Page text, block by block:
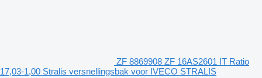
ZF 8869908 ZF 16AS2601 IT Ratio
17,03-1,00 Stralis versnellingsbak voor IVECO STRALIS